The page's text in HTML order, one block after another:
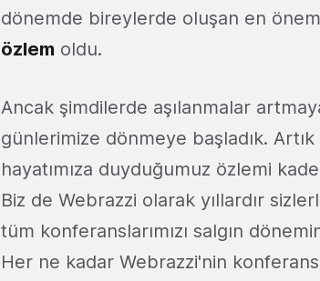
dönemde bireylerde oluşan en
özlem oldu.
Ancak şimdilerde aşılanmalar
günlerimize dönmeye başladık.
hayatımıza duyduğumuz özlemi
Biz de Webrazzi olarak yıllardır
tüm konferanslarımızı salgın
Her ne kadar Webrazzi'nin